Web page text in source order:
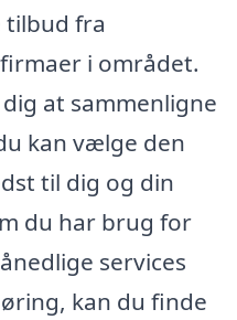
tilbud fra
i området.
at sammenligne
kan vælge den
til dig og din
du har brug for
services
kan du finde